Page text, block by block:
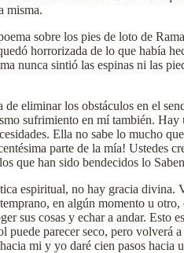
misma.
sobre los pies de loto de
horrorizada de lo que había
nunca sintió las espinas ni las
eliminar los obstáculos en el
sufrimiento en mí también.
Ella no sabe lo mucho
parte de la mía! Ustedes
que han sido bendecidos lo
espiritual, no hay gracia divina.
en algún momento u
sus cosas y echar a andar.
parecer seco, pero volverá
mi y yo daré cien pasos